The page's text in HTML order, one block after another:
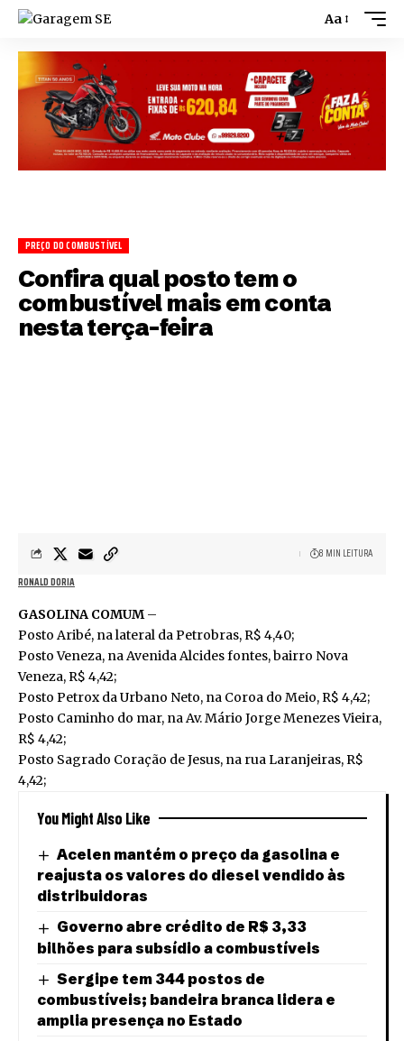
Aa
PREÇO DO COMBUSTÍVEL
Confira qual posto tem o
combustível mais em conta
nesta terça-feira
RONALD DORIA
8 MIN LEITURA
GASOLINA COMUM–
Posto Aribé, na lateral da Petrobras, R$ 4,40;
Posto Veneza, na Avenida Alcides fontes, bairro Nova
Veneza, R$ 4,42;
Posto Petrox da Urbano Neto, na Coroa do Meio, R$ 4,42;
Posto Caminho do mar, na Av. Mário Jorge Menezes Vieira,
R$ 4,42;
Posto Sagrado Coração de Jesus, na rua Laranjeiras, R$
4,42;
You Might Also Like
Acelen mantém o preço da gasolina e
reajusta os valores do diesel vendido às
distribuidoras
Governo abre crédito de R$ 3,33
bilhões para subsídio a combustíveis
Sergipe tem 344 postos de
combustíveis; bandeira branca lidera e
amplia presença no Estado